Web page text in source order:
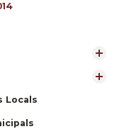
Locals